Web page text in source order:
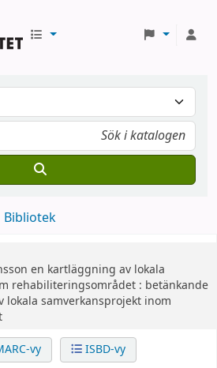
Bibliotek
en kartläggning av lokala
rehabiliteringsområdet : betänkande
samverkansprojekt inom
vy ISBD-vy